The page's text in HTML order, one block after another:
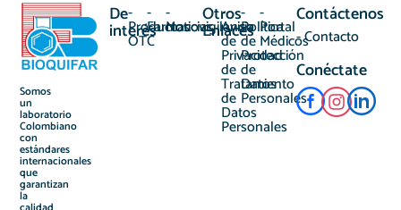
Somos
un
laboratorio
Colombiano
con
estándares
internacionales
que
garantizan
la
De
interés
-
Productos
OTC
-
Farmacovigilancia
-
NoticiasOtros
Enlaces
-
Aviso
de
Privacidad
de
Tratamiento
de
Datos
Personales
-
Política
de
Protección
de
Datos
Personales
-
Portal
Médicos
Contáctenos
- Contacto
Conéctate